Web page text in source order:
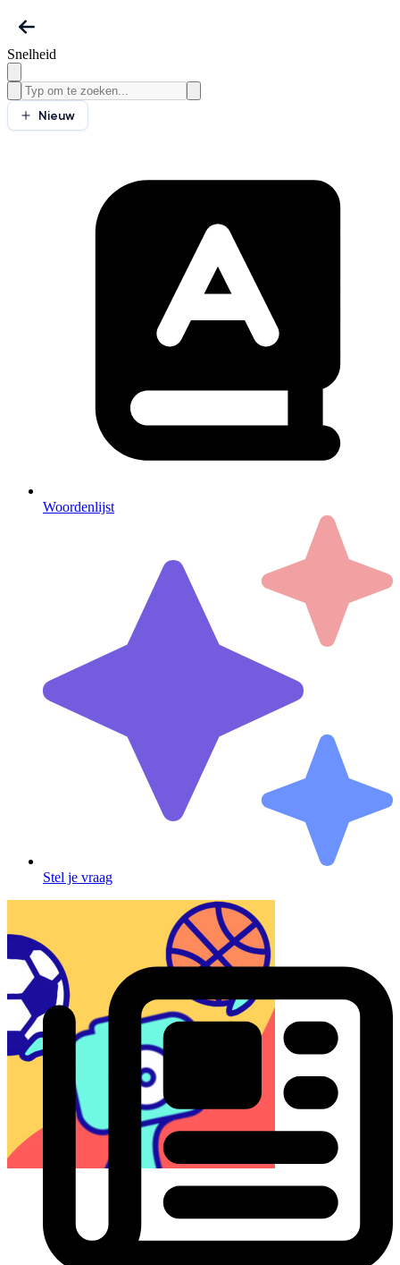
Snelheid
Nieuw
Woordenlijst
Stel je vraag